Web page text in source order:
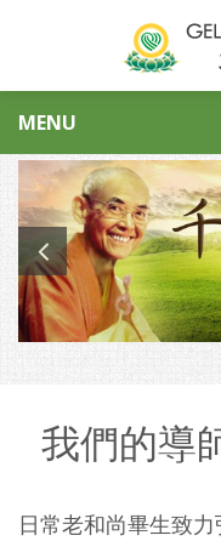
MENU
我們的導
日常老和尚畢生致